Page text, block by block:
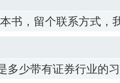
书，留个联系方式，
多少带有证券行业的